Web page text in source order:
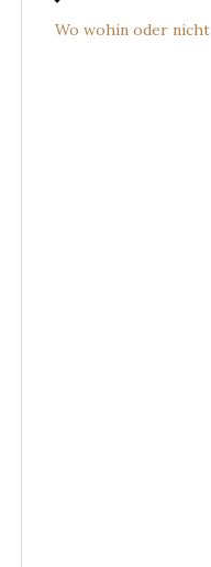
Wo wohin oder nicht